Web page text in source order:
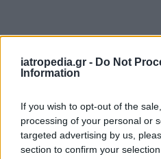
iatropedia.gr - Do Not
Information
If you wish to opt-out of the
processing of your personal or
targeted advertising by us,
section to confirm your
Ο ίδιος, προανακριτικά,
αποστολέας των
email και υποστήριξε
φωτογραφία του
μηνυμάτων.